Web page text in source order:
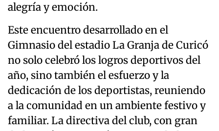
alegría y emoción.
Este encuentro desarrollado en el
Gimnasio del estadio La Granja de Curicó
no solo celebró los logros deportivos del
año, sino también el esfuerzo y la
dedicación de los deportistas, reuniendo
a la comunidad en un ambiente festivo y
familiar. La directiva del club, con gran